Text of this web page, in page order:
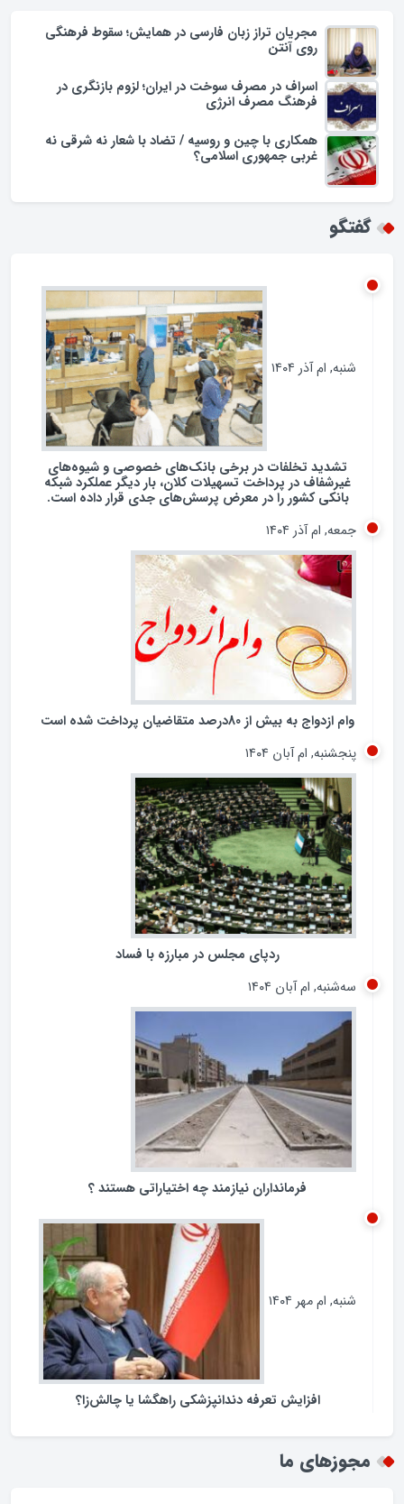
یادداشت
مجریان تراز زبان فارسی در همایش؛ سقوط فرهنگی
اسراف در مصرف سوخت در ایران؛ لزوم بازنگری در
تشدید تخلفات در برخی بانک‌های خصوصی و شیوه‌های
غیرشفاف در پرداخت تسهیلات کلان، بار دیگر عملکرد شبکه
بانکی کشور را در معرض پرسش‌های جدی قرار داده است.
جمعه, ام آذر ۱۴۰۴
وام ازدواج به بیش از 80درصد متقاضیان پرداخت شده است
پنجشنبه, ام آبان ۱۴۰۴
ردپای مجلس در مبارزه با فساد
سه‌شنبه, ام آبان ۱۴۰۴
فرمانداران نیازمند چه اختیاراتی هستند ؟
افزایش تعرفه دندانپزشکی راهگشا یا چالش‌زا؟